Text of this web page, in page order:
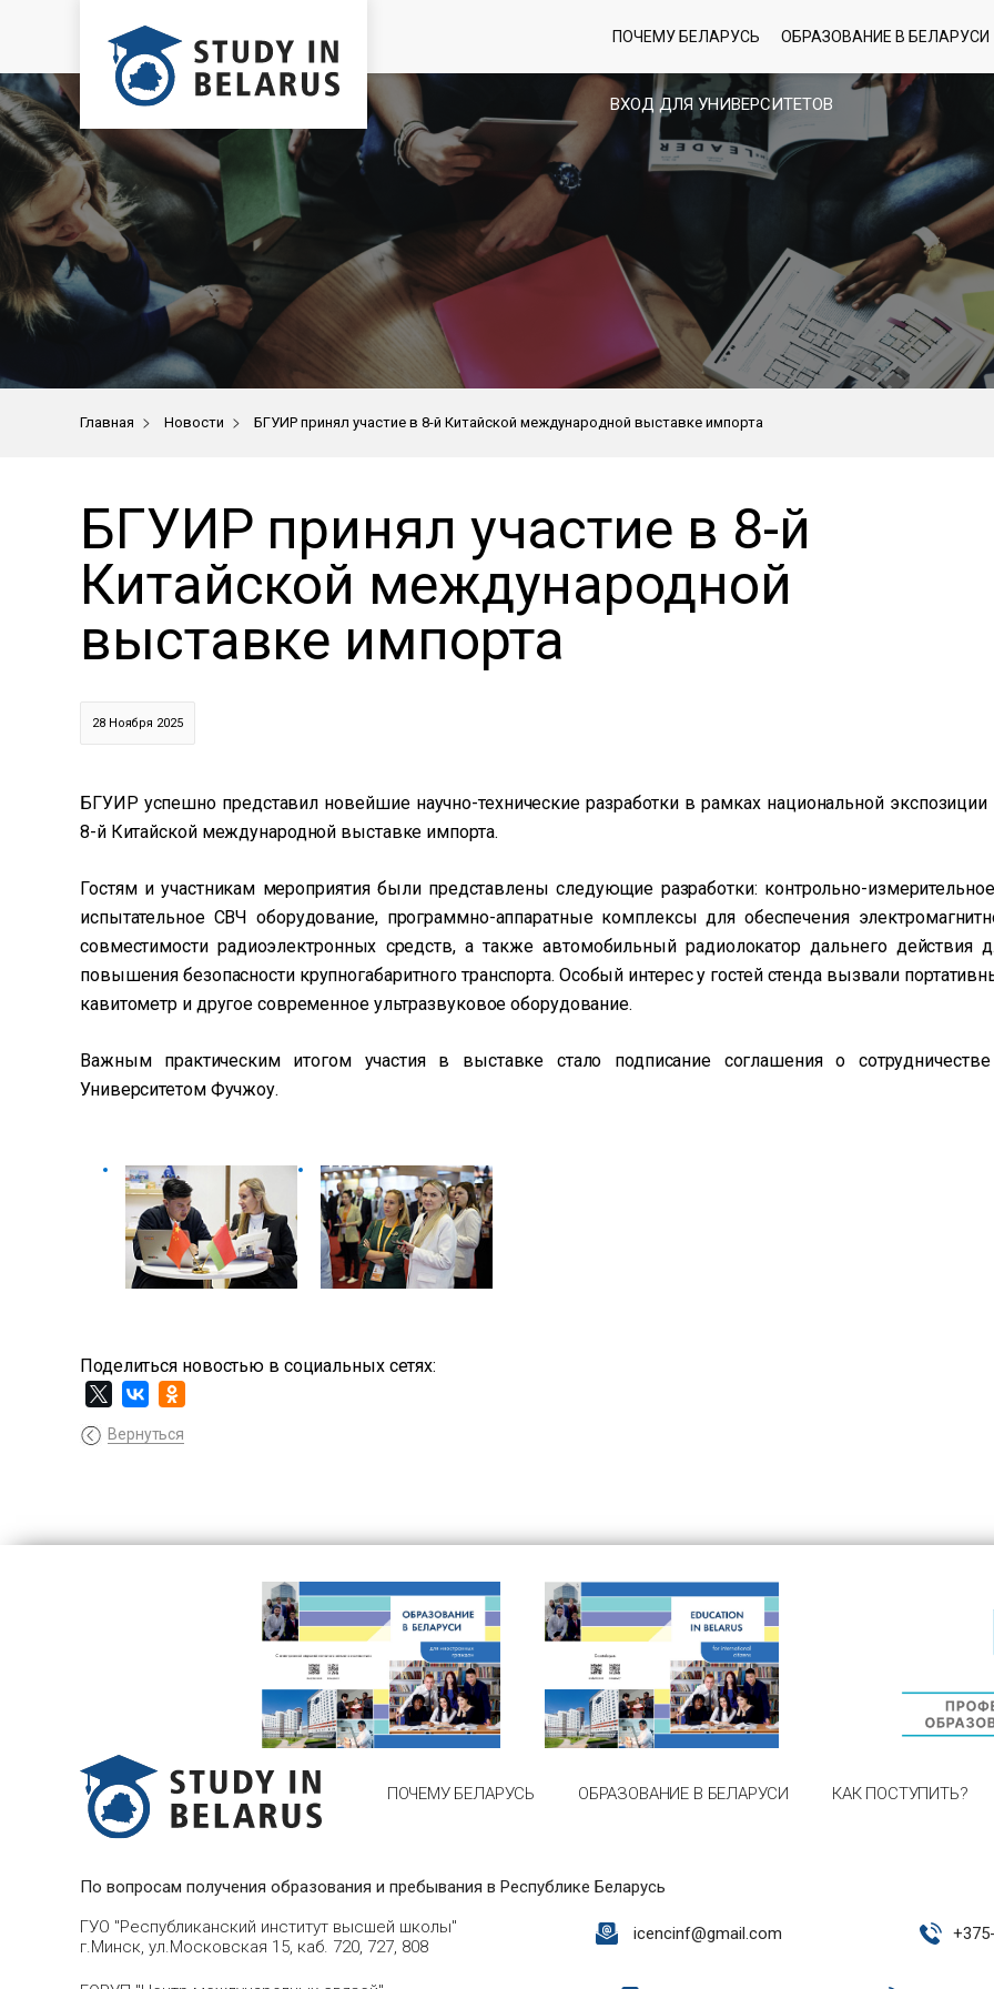
ВХОД ДЛЯ УНИВЕРСИТЕТОВ
ПОЧЕМУ БЕЛАРУСЬ ОБРАЗОВАНИЕ В БЕЛАРУСИ
Главная > Новости > БГУИР принял участие в 8-й Китайской международной выставке импорта
БГУИР принял участие в 8-й
Китайской международной
выставке импорта
28 Ноября 2025
БГУИР успешно представил новейшие научно-технические разработки в рамках национальной экспозиции
8-й Китайской международной выставке импорта.
Гостям и участникам мероприятия были представлены следующие разработки: контрольно-
испытательное СВЧ оборудование, программно-аппаратные комплексы для обеспечения
совместимости радиоэлектронных средств, а также автомобильный радиолокатор дальнего действия
повышения безопасности крупногабаритного транспорта. Особый интерес у гостей стенда вызвали
кавитометр и другое современное ультразвуковое оборудование.
Важным практическим итогом участия в выставке стало подписание соглашения о
Университетом Фучжоу.
Поделиться новостью в социальных сетях:
Вернуться
ПОЧЕМУ БЕЛАРУСЬ ОБРАЗОВАНИЕ В БЕЛАРУСИ КАК ПОСТУПИТЬ?
По вопросам получения образования и пребывания в Республике Беларусь
ГУО "Республиканский институт высшей школы"
г.Минск, ул.Московская 15, каб. 720, 727, 808
icencinf@gmail.com +